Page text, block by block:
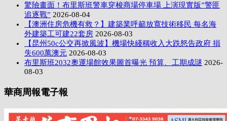
驚險畫面！布里斯班警車穿梭商場停車場 上演現實版”警匪
追逐戰” 2026-08-04
【澳洲住房危機有救？】建築業呼籲放寬技術移民 每名海
外建築工可建22套房 2026-08-03
【昆州50c公交再掀風波】機場快綫稱收入大跌怒告政府 損
失600萬澳元 2026-08-03
布里斯班2032奧運場館效果圖首曝光 預算、工期成謎 2026-
08-03
華商周報電子報